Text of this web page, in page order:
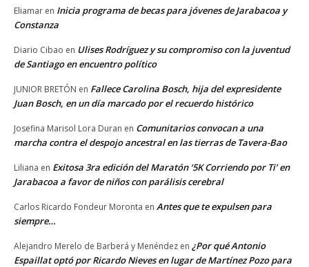
Eliamar en Inicia programa de becas para jóvenes de Jarabacoa y
Constanza
Diario Cibao en Ulises Rodríguez y su compromiso con la juventud
de Santiago en encuentro político
JUNIOR BRETÓN en Fallece Carolina Bosch, hija del expresidente
Juan Bosch, en un día marcado por el recuerdo histórico
Josefina Marisol Lora Duran en Comunitarios convocan a una
marcha contra el despojo ancestral en las tierras de Tavera-Bao
Liliana en Exitosa 3ra edición del Maratón ‘5K Corriendo por Ti’ en
Jarabacoa a favor de niños con parálisis cerebral
Carlos Ricardo Fondeur Moronta en Antes que te expulsen para
siempre…
Alejandro Merelo de Barberá y Menéndez en ¿Por qué Antonio
Espaillat optó por Ricardo Nieves en lugar de Martínez Pozo para